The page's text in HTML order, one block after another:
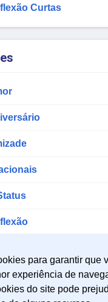
para garantir que
experiência de
do site pode
Curtas